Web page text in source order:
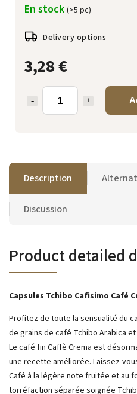
3,28 €
En stock (>5 pc)
Delivery options
Description
Discussion
Product detailed
Capsules Tchibo Cafisimo Café
Profitez de toute la sensualité du
de grains de café Tchibo Arabica
Le café fin Caffè Crema est
une recette améliorée. Laissez-
Café à la légère note fruitée et au
torréfaction séparée soignée